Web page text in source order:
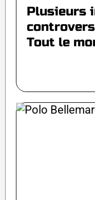
Plusieurs
Tout le